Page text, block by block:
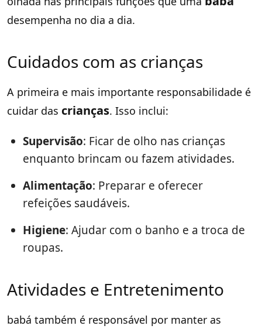
desempenha no dia a dia.
Cuidados com as crianças
A primeira e mais importante responsabilidade é
cuidar das crianças. Isso inclui:
Supervisão: Ficar de olho nas crianças
enquanto brincam ou fazem atividades.
Alimentação: Preparar e oferecer
refeições saudáveis.
Higiene: Ajudar com o banho e a troca de
roupas.
Atividades e Entretenimento
babá também é responsável por manter as